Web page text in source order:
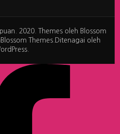
2020. Themes oleh Blossom
Blossom Themes.Ditenagai oleh
.